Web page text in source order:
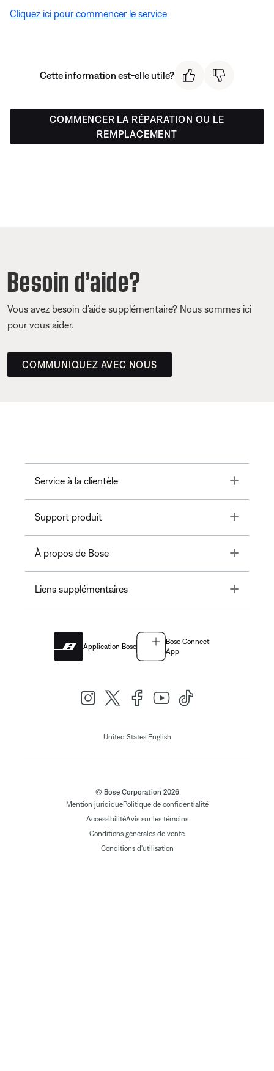
Cliquez ici pour commencer le service
Cette information est-elle utile?
COMMENCER LA RÉPARATION OU LE
REMPLACEMENT
Besoin d’aide?
Vous avez besoin d’aide supplémentaire? Nous sommes ici
pour vous aider.
COMMUNIQUEZ AVEC NOUS
Service à la clientèle Toggle
Support produit Toggle
À propos de Bose Toggle
Liens supplémentaires Toggle
Application Bose
Bose Connect
App
United States| English
© Bose Corporation 2026
Mention juridiquePolitique de confidentialité
AccessibilitéAvis sur les témoins
Conditions générales de vente
Conditions d'utilisation